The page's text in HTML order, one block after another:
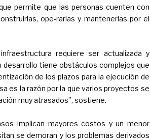
permite que las personas cuenten con
ope-rarlas y mantenerlas por el
requiere ser actualizada y
tiene obstáculos complejos que
de los plazos para la ejecución de
es la razón por la que varios proyectos se
muy atrasados”, sostiene.
implican mayores costos y un menor
se demoran y los problemas derivados